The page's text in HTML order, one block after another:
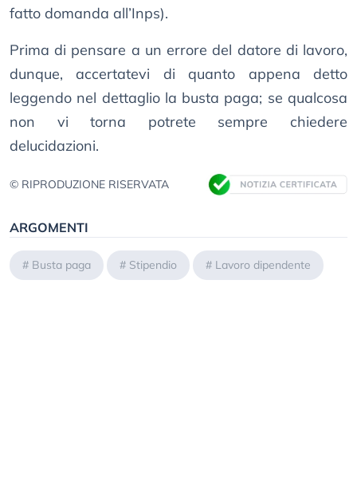
fatto domanda all’Inps).
Prima di pensare a un errore del datore di lavoro,
dunque, accertatevi di quanto appena detto
leggendo nel dettaglio la busta paga; se qualcosa
non vi torna potrete sempre chiedere
delucidazioni.
© RIPRODUZIONE RISERVATA
ARGOMENTI
# Busta paga # Stipendio # Lavoro dipendente